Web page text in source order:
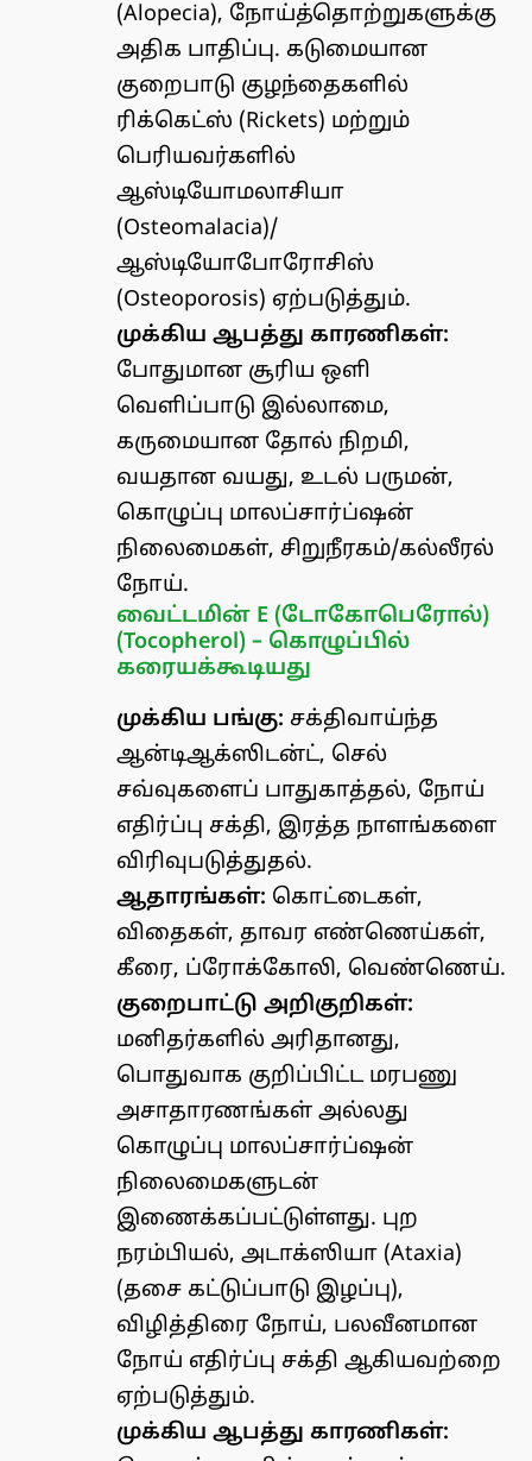
(Alopecia), நோய்த்தொற்றுகளுக்கு
அதிக பாதிப்பு. கடுமையான
குறைபாடு குழந்தைகளில்
ரிக்கெட்ஸ் (Rickets) மற்றும்
பெரியவர்களில்
ஆஸ்டியோமலாசியா
(Osteomalacia)/
ஆஸ்டியோபோரோசிஸ்
(Osteoporosis) ஏற்படுத்தும்.
முக்கிய ஆபத்து காரணிகள்:
போதுமான சூரிய ஒளி
வெளிப்பாடு இல்லாமை,
கருமையான தோல் நிறமி,
வயதான வயது, உடல் பருமன்,
கொழுப்பு மாலப்சார்ப்ஷன்
நிலைமைகள், சிறுநீரகம்/கல்லீரல்
நோய்.
வைட்டமின் E (டோகோபெரோல்)
(Tocopherol) – கொழுப்பில்
கரையக்கூடியது
முக்கிய பங்கு: சக்திவாய்ந்த
ஆன்டிஆக்ஸிடன்ட், செல்
சவ்வுகளைப் பாதுகாத்தல், நோய்
எதிர்ப்பு சக்தி, இரத்த நாளங்களை
விரிவுபடுத்துதல்.
ஆதாரங்கள்: கொட்டைகள்,
விதைகள், தாவர எண்ணெய்கள்,
கீரை, ப்ரோக்கோலி, வெண்ணெய்.
குறைபாட்டு அறிகுறிகள்:
மனிதர்களில் அரிதானது,
பொதுவாக குறிப்பிட்ட மரபணு
அசாதாரணங்கள் அல்லது
கொழுப்பு மாலப்சார்ப்ஷன்
நிலைமைகளுடன்
இணைக்கப்பட்டுள்ளது. புற
நரம்பியல், அடாக்ஸியா (Ataxia)
(தசை கட்டுப்பாடு இழப்பு),
விழித்திரை நோய், பலவீனமான
நோய் எதிர்ப்பு சக்தி ஆகியவற்றை
ஏற்படுத்தும்.
முக்கிய ஆபத்து காரணிகள்: